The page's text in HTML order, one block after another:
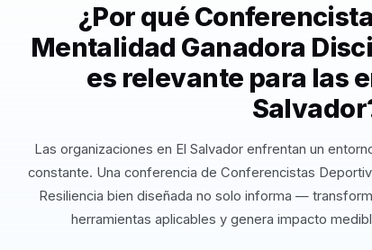
¿Por qué
Mentalidad Ganadora
es relevante para las
Las organizaciones en El Salvador enfrentan un
constante. Una conferencia de Conferencistas
Resiliencia bien diseñada no solo informa —
herramientas aplicables y genera impacto